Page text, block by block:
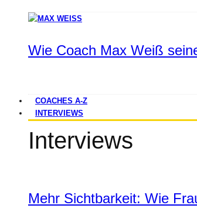
Wie Coach Max Weiß
COACHES A-Z
INTERVIEWS
Interviews
Mehr Sichtbarkeit: Wie